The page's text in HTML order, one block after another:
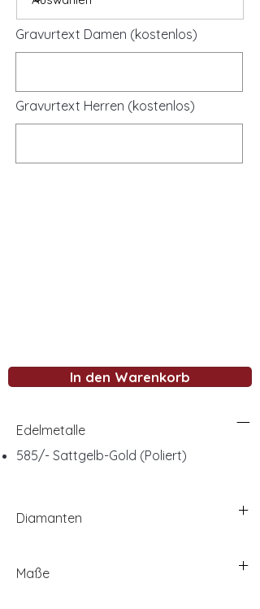
Gravurtext Damen (kostenlos)
Gravurtext Herren (kostenlos)
In den Warenkorb
Edelmetalle
585/- Sattgelb-Gold (Poliert)
Diamanten
Maße